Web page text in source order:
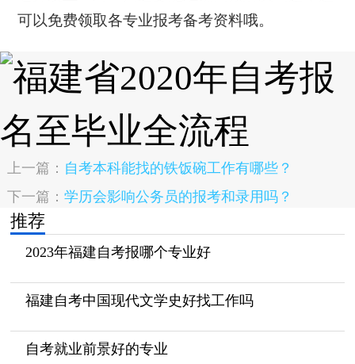
可以免费领取各专业报考备考资料哦。
上一篇： 自考本科能找的铁饭碗工作有哪些？
下一篇：学历会影响公务员的报考和录用吗？
推荐
2023年福建自考报哪个专业好
福建自考中国现代文学史好找工作吗
自考就业前景好的专业